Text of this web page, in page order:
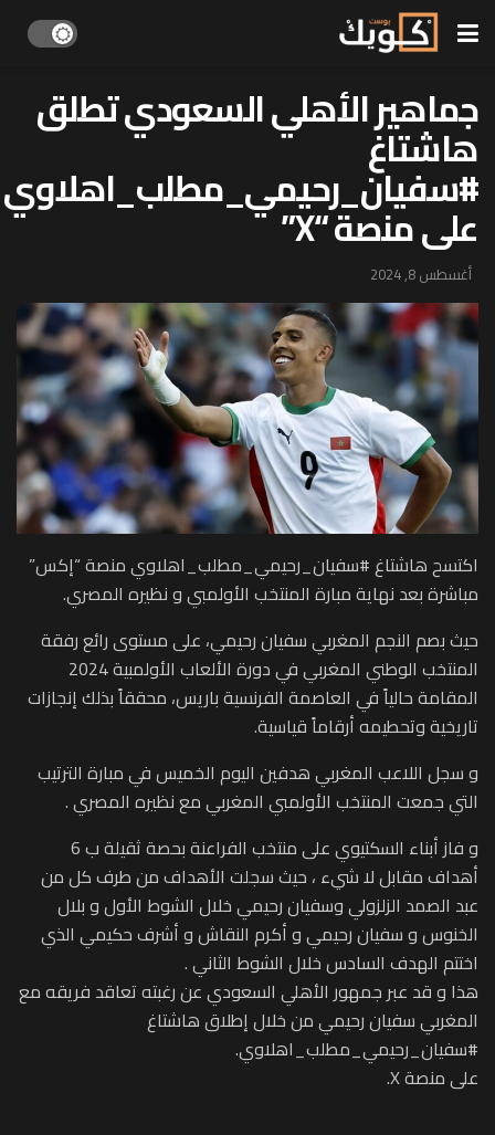
جماهير الأهلي السعودي تطلق
هاشتاغ
#سفيان_رحيمي_مطلب_اهلاوي
على منصة “X”
أغسطس 8, 2024
اكتسح هاشتاغ #سفيان_رحيمي_مطلب_اهلاوي منصة “إكس”
مباشرة بعد نهاية مبارة المنتخب الأولمبي و نظيره المصري.
حيث بصم النجم المغربي سفيان رحيمي، على مستوى رائع رفقة
المنتخب الوطني المغربي في دورة الألعاب الأولمبية 2024
المقامة حالياً في العاصمة الفرنسية باريس، محققاً بذلك إنجازات
تاريخية وتحطيمه أرقاماً قياسية.
و سجل اللاعب المغربي هدفين اليوم الخميس في مبارة الترتيب
التي جمعت المنتخب الأولمبي المغربي مع نظيره المصري .
و فاز أبناء السكتيوي على منتخب الفراعنة بحصة ثقيلة ب 6
أهداف مقابل لا شيء ، حيث سجلت الأهداف من طرف كل من
عبد الصمد الزلزولي وسفيان رحيمي خلال الشوط الأول و بلال
الخنوس و سفيان رحيمي و أكرم النقاش و أشرف حكيمي الذي
اختتم الهدف السادس خلال الشوط الثاني .
هذا و قد عبر جمهور الأهلي السعودي عن رغبته تعاقد فريقه مع
المغربي سفيان رحيمي من خلال إطلاق هاشتاغ
#سفيان_رحيمي_مطلب_اهلاوي.
على منصة X.